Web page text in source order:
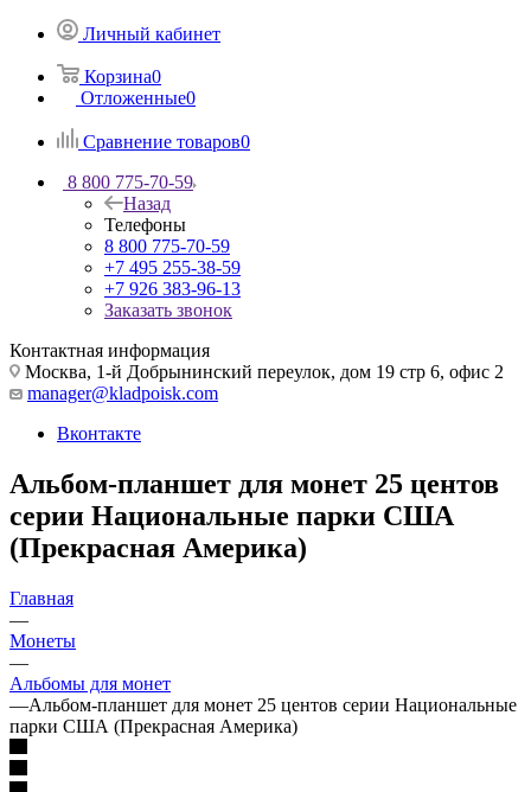
Личный кабинет
Корзина0
Отложенные0
Сравнение товаров0
8 800 775-70-59
Назад
Телефоны
8 800 775-70-59
+7 495 255-38-59
+7 926 383-96-13
Заказать звонок
Контактная информация
Москва, 1-й Добрынинский переулок, дом 19 стр 6, офис 2
manager@kladpoisk.com
Вконтакте
Альбом-планшет для монет 25 центов
серии Национальные парки США
(Прекрасная Америка)
Главная
—
Монеты
—
Альбомы для монет
—Альбом-планшет для монет 25 центов серии Национальные
парки США (Прекрасная Америка)